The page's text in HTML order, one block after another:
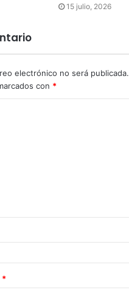
15 julio, 2026
electrónico no será publicada.
con *
*